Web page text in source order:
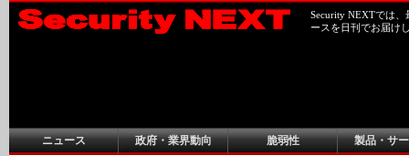
Security NEXTでは
ースを日刊でお届け
ニュース 政府・業界動向 脆弱性 製品・サ